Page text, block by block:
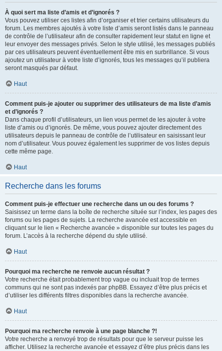
À quoi sert ma liste d’amis et d’ignorés ?
Vous pouvez utiliser ces listes afin d’organiser et trier certains utilisateurs du
forum. Les membres ajoutés à votre liste d’amis seront listés dans le panneau
de contrôle de l’utilisateur afin de consulter rapidement leur statut en ligne et
leur envoyer des messages privés. Selon le style utilisé, les messages publiés
par ces utilisateurs peuvent éventuellement être mis en surbrillance. Si vous
ajoutez un utilisateur à votre liste d’ignorés, tous les messages qu’il publiera
seront masqués par défaut.
Haut
Comment puis-je ajouter ou supprimer des utilisateurs de ma liste d’amis
et d’ignorés ?
Dans chaque profil d’utilisateurs, un lien vous permet de les ajouter à votre
liste d’amis ou d’ignorés. De même, vous pouvez ajouter directement des
utilisateurs depuis le panneau de contrôle de l’utilisateur en saisissant leur
nom d’utilisateur. Vous pouvez également les supprimer de vos listes depuis
cette même page.
Haut
Recherche dans les forums
Comment puis-je effectuer une recherche dans un ou des forums ?
Saisissez un terme dans la boîte de recherche située sur l’index, les pages des
forums ou les pages de sujets. La recherche avancée est accessible en
cliquant sur le lien « Recherche avancée » disponible sur toutes les pages du
forum. L’accès à la recherche dépend du style utilisé.
Haut
Pourquoi ma recherche ne renvoie aucun résultat ?
Votre recherche était probablement trop vague ou incluait trop de termes
communs qui ne sont pas indexés par phpBB. Essayez d’être plus précis et
d’utiliser les différents filtres disponibles dans la recherche avancée.
Haut
Pourquoi ma recherche renvoie à une page blanche ?!
Votre recherche a renvoyé trop de résultats pour que le serveur puisse les
afficher. Utilisez la recherche avancée et essayez d’être plus précis dans les